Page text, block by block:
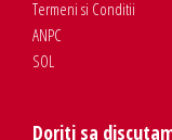
Termeni si Conditii
ANPC
SOL
Doriti sa